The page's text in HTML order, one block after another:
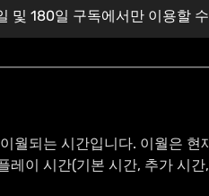
및 180일 구독에서만 이용할
월되는 시간입니다. 이월은 현
이 시간(기본 시간, 추가 시